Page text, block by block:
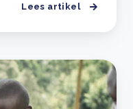
Lees artikel